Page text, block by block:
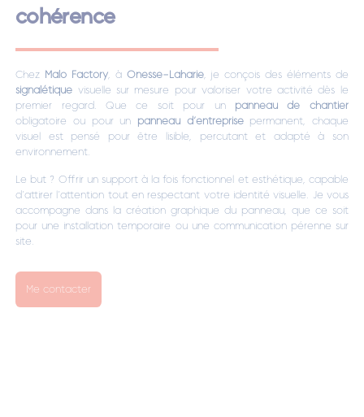
cohérence
Chez Malo Factory, à Onesse-Laharie, je conçois des éléments de
signalétique visuelle sur mesure pour valoriser votre activité dès le
premier regard. Que ce soit pour un panneau de chantier
obligatoire ou pour un panneau d’entreprisepermanent, chaque
visuel est pensé pour être lisible, percutant et adapté à son
environnement.
Le but ? Offrir un support à la fois fonctionnel et esthétique, capable
d’attirer l’attention tout en respectant votre identité visuelle. Je vous
accompagne dans la création graphique du panneau, que ce soit
pour une installation temporaire ou une communication pérenne sur
site.
Me contacter